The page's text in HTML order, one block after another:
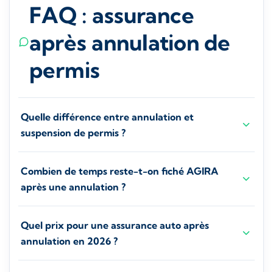
FAQ : assurance
après annulation de
permis
Quelle différence entre annulation et
suspension de permis ?
Combien de temps reste-t-on fiché AGIRA
après une annulation ?
Quel prix pour une assurance auto après
annulation en 2026 ?